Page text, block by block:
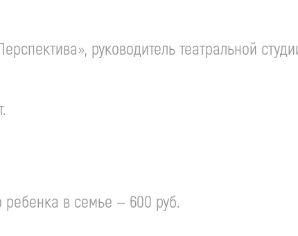
руководитель театральной
ребенка в семье — 600 руб.